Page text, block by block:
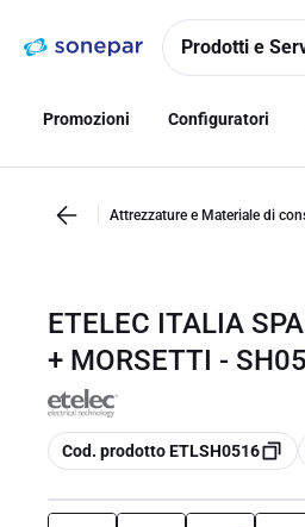
navigazionealla
Prodotti e
Promozioni Configuratori
Attrezzature e Materiale di
ETELEC ITALIA
+ MORSETTI -
copia
Cod. prodotto ETLSH0516